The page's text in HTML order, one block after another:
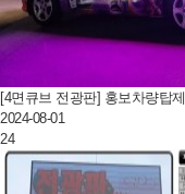
[4면큐브 전광판] 홍보차량탑제
2024-08-01
24